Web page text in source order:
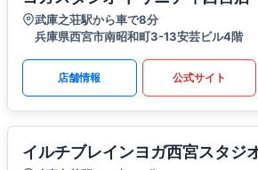
武庫之荘駅から車で8分
兵庫県西宮市南昭和町3-13安芸ビル4階
店舗情報 公式サイト
イルチブレインヨガ西宮スタジ